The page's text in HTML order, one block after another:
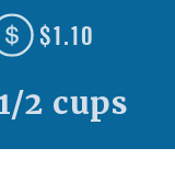
$1.10
2 cups